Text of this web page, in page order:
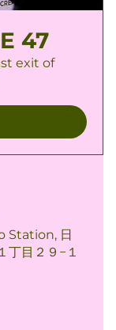
47
exit of
Station, 日
丁目２９−１